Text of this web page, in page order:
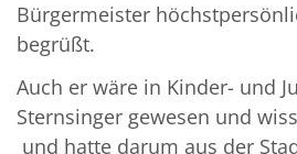
Bürgermeister
begrüßt.
Auch er wäre in Kinder- und
Sternsinger gewesen und
und hatte darum aus der